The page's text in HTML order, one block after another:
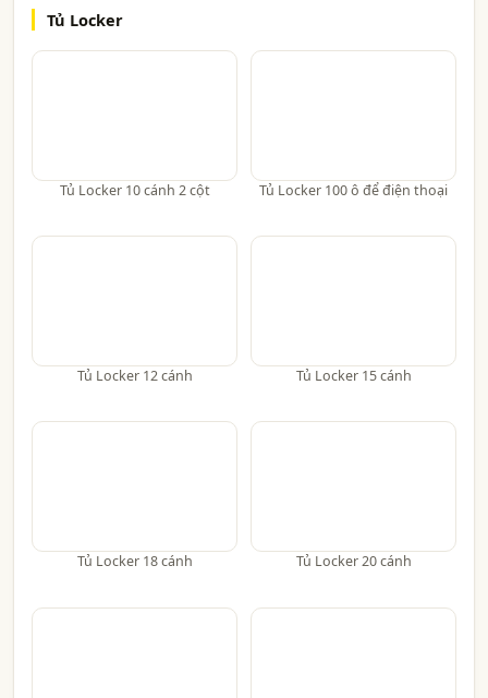
Tủ Locker
Tủ Locker 10 cánh 2 cột Tủ Locker 100 ô để điện thoại
Tủ Locker 12 cánh Tủ Locker 15 cánh
Tủ Locker 18 cánh Tủ Locker 20 cánh